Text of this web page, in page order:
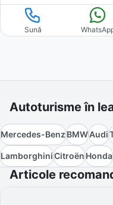
Sună
Autoturisme în
Mercedes-BenzBMWAudi
LamborghiniCitroënHonda
Articole